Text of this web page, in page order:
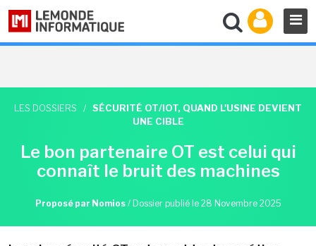
LES DOSSIERS / SÉCURITÉ OT/IOT, QUAND L'USINE DEVIENT
UNE CIBLE
Le bon partenaire OT est celui qui
connaît le bruit des machines
Proposé par Nomios/ Dossier publié le 28 Novembre 2025